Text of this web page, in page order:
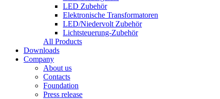
LED Zubehör
Elektronische Transformatoren
LED/Niedervolt Zubehör
Lichtsteuerung-Zubehör
All Products
Downloads
Company
About us
Contacts
Foundation
Press release